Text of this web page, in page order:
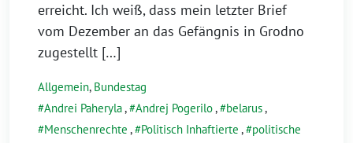
erreicht. Ich weiß, dass mein letzter Brief
vom Dezember an das Gefängnis in Grodno
zugestellt […]
Allgemein, Bundestag
Andrei Paheryla, Andrej Pogerilo, belarus,
Menschenrechte , Politisch Inhaftierte ,
politische